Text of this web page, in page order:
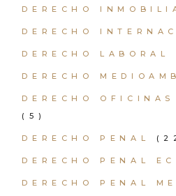
DERECHO
DERECHO
DERECHO LABORAL
DERECHO
DERECHO
(5)
DERECHO PENAL
DERECHO PENAL
DERECHO PENAL